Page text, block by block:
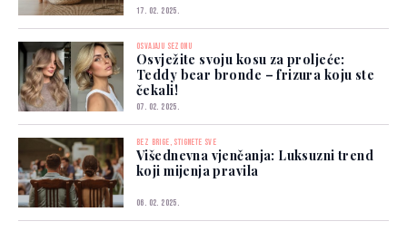
17. 02. 2025.
OSVAJAJU SEZONU
Osvježite svoju kosu za proljeće:
Teddy bear bronde – frizura koju ste
čekali!
07. 02. 2025.
BEZ BRIGE, STIGNETE SVE
Višednevna vjenčanja: Luksuzni trend
koji mijenja pravila
06. 02. 2025.